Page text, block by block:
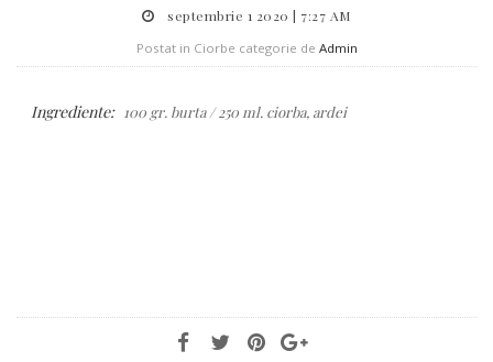
septembrie 1 2020 | 7:27 AM
Postat in Ciorbe categorie de Admin
Ingrediente: 100 gr. burta / 250 ml. ciorba, ardei